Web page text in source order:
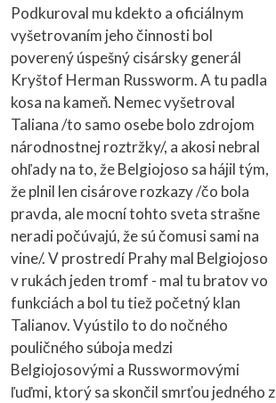
Podkuroval mu kdekto a oficiálnym
vyšetrovaním jeho činnosti bol
poverený úspešný cisársky generál
Kryštof Herman Russworm. A tu padla
kosa na kameň. Nemec vyšetroval
Taliana /to samo osebe bolo zdrojom
národnostnej roztržky/, a akosi nebral
ohľady na to, že Belgiojoso sa hájil tým,
že plnil len cisárove rozkazy /čo bola
pravda, ale mocní tohto sveta strašne
neradi počúvajú, že sú čomusi sami na
vine/. V prostredí Prahy mal Belgiojoso
v rukách jeden tromf - mal tu bratov vo
funkciách a bol tu tiež početný klan
Talianov. Vyústilo to do nočného
pouličného súboja medzi
Belgiojosovými a Russwormovými
ľuďmi, ktorý sa skončil smrťou jedného z